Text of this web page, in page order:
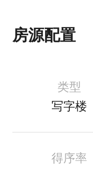
房源配置
类型
写字楼
得序率